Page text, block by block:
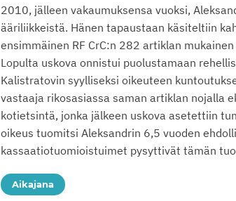
2010, jälleen vakaumuksensa vuoksi,
ääriliikkeistä. Hänen tapaustaan käsiteltiin
ensimmäinen RF CrC:n 282 artiklan
Lopulta uskova onnistui puolustamaan
Kalistratovin syylliseksi oikeuteen
vastaaja rikosasiassa saman artiklan nojalla
kotietsintä, jonka jälkeen uskova asetettiin
oikeus tuomitsi Aleksandrin 6,5 vuoden
kassaatiotuomioistuimet pysyttivät tämän
Aikajana